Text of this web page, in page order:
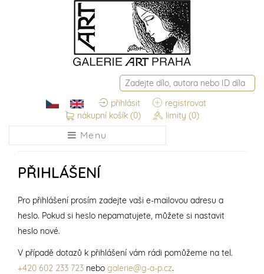
přihlásit
registrovat
nákupní košík (0) limity (0)
Menu
PŘIHLÁŠENÍ
Pro přihlášení prosím zadejte vaši e-mailovou adresu a
heslo. Pokud si heslo nepamatujete, můžete si nastavit
heslo nové.
V případě dotazů k přihlášení vám rádi pomůžeme na tel.
+420 602 233 723 nebo galerie@g-a-p.cz.